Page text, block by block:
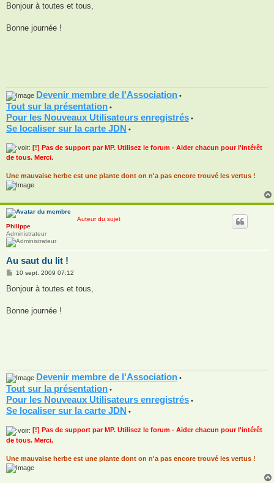
s
g
Bonjour à toutes et tous,
Bonne journée !
Devenir membre de l'Association •
Tout sur la présentation •
Pour les Nouveaux Utilisateurs enregistrés •
Se localiser sur la carte JDN •
[!] Pas de support par MP. Utilisez le forum - Aider chacun pour l'intérêt
de tous. Merci.
Une mauvaise herbe est une plante dont on n'a pas encore trouvé les vertus !
Auteur du sujet
Philippe
Administrateur
Au saut du lit !
M
s
g
10 sept. 2009 07:12
Bonjour à toutes et tous,
Bonne journée !
Devenir membre de l'Association •
Tout sur la présentation •
Pour les Nouveaux Utilisateurs enregistrés •
Se localiser sur la carte JDN •
[!] Pas de support par MP. Utilisez le forum - Aider chacun pour l'intérêt
de tous. Merci.
Une mauvaise herbe est une plante dont on n'a pas encore trouvé les vertus !